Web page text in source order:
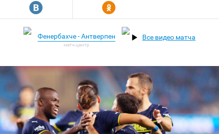
R Y
Фенербахче - Антверпен Все видео матча